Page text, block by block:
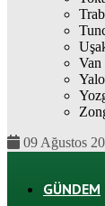
Van
09 Ağustos
GÜNDEM